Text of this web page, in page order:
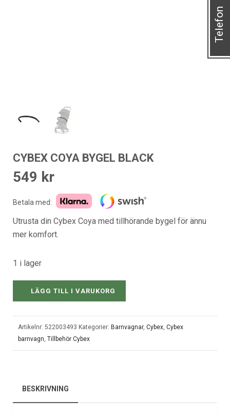
CYBEX COYA BYGEL BLACK
549 kr
Betala med:
Utrusta din Cybex Coya med tillhörande bygel för ännu
mer komfort.
1 i lager
LÄGG TILL I VARUKORG
Artikelnr: 522003493 Kategorier: Barnvagnar, Cybex, Cybex
barnvagn, Tillbehör Cybex
BESKRIVNING
Telefon